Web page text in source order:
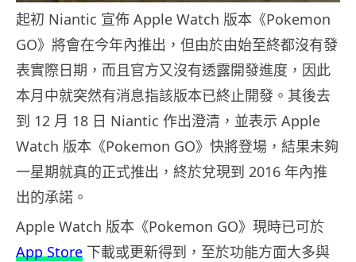
起初 Niantic 宣佈 Apple Watch 版本《Pokemon
GO》將會在今年內推出，但由於由始至終都沒有發
表實際日期，而且官方又沒有透露開發進度，因此
本月中就突然有消息指該版本已終止開發。其後去
到 12 月 18 日 Niantic 作出澄清，並表示 Apple
Watch 版本《Pokemon GO》快將登場，結果未夠
一星期就真的正式推出，終於兌現到 2016 年內推
出的承諾。
Apple Watch 版本《Pokemon GO》現時已可於
App Store 下載或更新得到，至於功能方面大多與